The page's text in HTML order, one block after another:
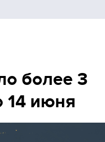
более 3
14 июня